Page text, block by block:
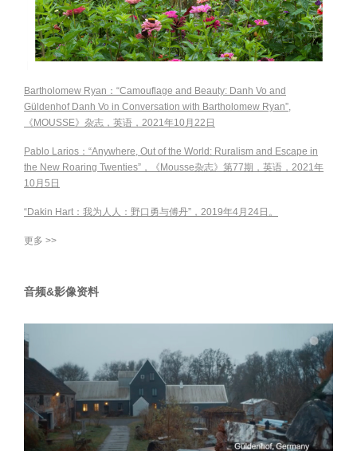
Bartholomew Ryan：“Camouflage and Beauty: Danh Vo and
Güldenhof Danh Vo in Conversation with Bartholomew Ryan”,
《MOUSSE》杂志，英语，2021年10月22日
Pablo Larios：“Anywhere, Out of the World: Ruralism and Escape in
the New Roaring Twenties”，《Mousse杂志》第77期，英语，2021年
10月5日
“Dakin Hart：我为人人：野口勇与傅丹”，2019年4月24日。
更多 >>
音频&影像资料